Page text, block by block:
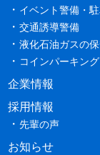
イベント警備・
交通誘導警備
液化石油ガスの
コインパーキン
企業情報
採用情報
先輩の声
お知らせ